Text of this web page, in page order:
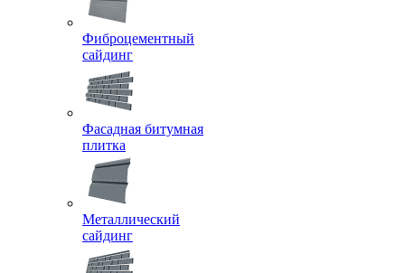
Фиброцементный
сайдинг
Фасадная битумная
плитка
Металлический
сайдинг